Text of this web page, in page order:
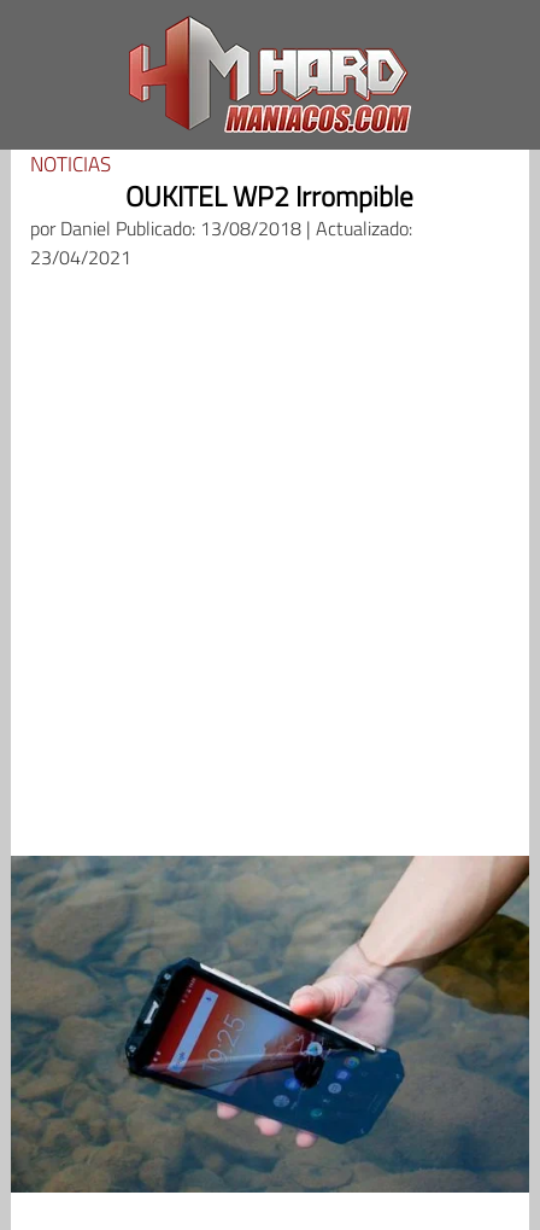
NOTICIAS
OUKITEL WP2 Irrompible
porDaniel Publicado: 13/08/2018 | Actualizado:
23/04/2021